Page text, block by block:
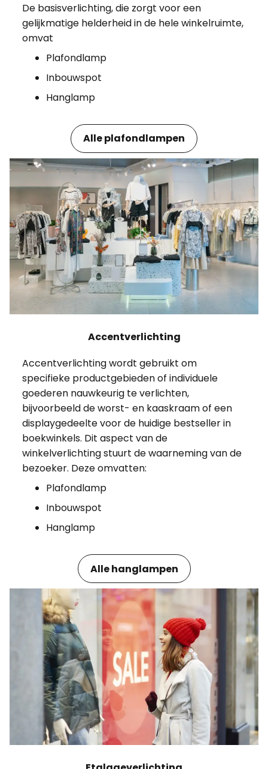
De basisverlichting, die zorgt voor een
gelijkmatige helderheid in de hele winkelruimte,
omvat
Plafondlamp
Inbouwspot
Hanglamp
Alle plafondlampen
Accentverlichting
Accentverlichting wordt gebruikt om
specifieke productgebieden of individuele
goederen nauwkeurig te verlichten,
bijvoorbeeld de worst- en kaaskraam of een
displaygedeelte voor de huidige bestseller in
boekwinkels. Dit aspect van de
winkelverlichting stuurt de waarneming van de
bezoeker. Deze omvatten:
Plafondlamp
Inbouwspot
Hanglamp
Alle hanglampen